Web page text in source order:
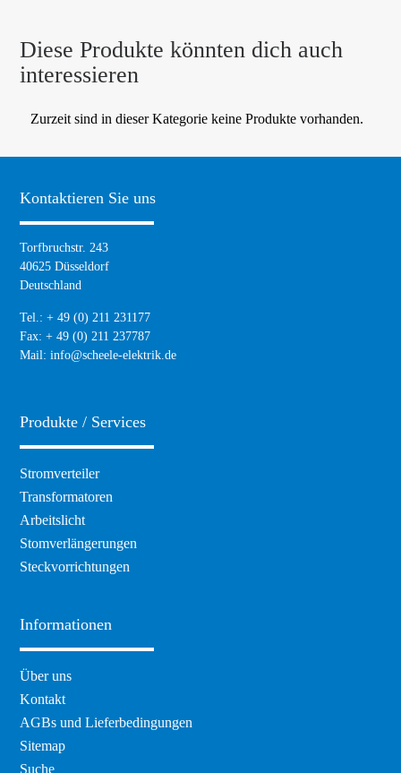
Diese Produkte könnten dich auch
interessieren
Zurzeit sind in dieser Kategorie keine Produkte vorhanden.
Kontaktieren Sie uns
Torfbruchstr. 243
40625 Düsseldorf
Deutschland
Tel.: + 49 (0) 211 231177
Fax: + 49 (0) 211 237787
Mail:info@scheele-elektrik.de
Produkte / Services
Navigation
überspringen
Stromverteiler
Transformatoren
Arbeitslicht
Stomverlängerungen
Steckvorrichtungen
Informationen
Navigation
überspringen
Über uns
Kontakt
AGBs und Lieferbedingungen
Sitemap
Suche